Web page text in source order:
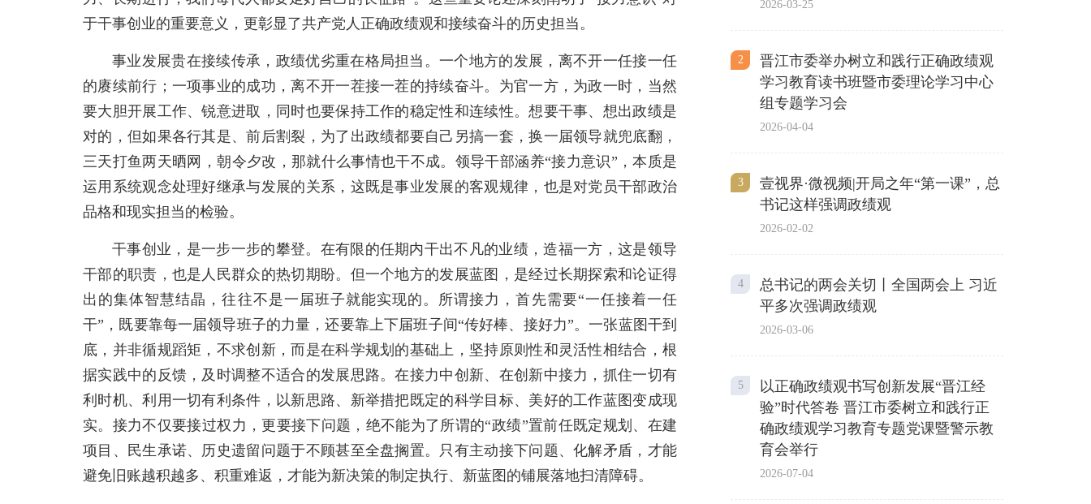
于干事创业的重要意义，更彰显了共产党人正确政绩观和接续奋斗的历史担当。
事业发展贵在接续传承，政绩优劣重在格局担当。一个地方的发展，离不开一任接一任
的赓续前行；一项事业的成功，离不开一茬接一茬的持续奋斗。为官一方，为政一时，当然
要大胆开展工作、锐意进取，同时也要保持工作的稳定性和连续性。想要干事、想出政绩是
对的，但如果各行其是、前后割裂，为了出政绩都要自己另搞一套，换一届领导就兜底翻，
三天打鱼两天晒网，朝令夕改，那就什么事情也干不成。领导干部涵养“接力意识”，本质是
运用系统观念处理好继承与发展的关系，这既是事业发展的客观规律，也是对党员干部政治
品格和现实担当的检验。
干事创业，是一步一步的攀登。在有限的任期内干出不凡的业绩，造福一方，这是领导
干部的职责，也是人民群众的热切期盼。但一个地方的发展蓝图，是经过长期探索和论证得
出的集体智慧结晶，往往不是一届班子就能实现的。所谓接力，首先需要“一任接着一任
干”，既要靠每一届领导班子的力量，还要靠上下届班子间“传好棒、接好力”。一张蓝图干到
底，并非循规蹈矩，不求创新，而是在科学规划的基础上，坚持原则性和灵活性相结合，根
据实践中的反馈，及时调整不适合的发展思路。在接力中创新、在创新中接力，抓住一切有
利时机、利用一切有利条件，以新思路、新举措把既定的科学目标、美好的工作蓝图变成现
实。接力不仅要接过权力，更要接下问题，绝不能为了所谓的“政绩”置前任既定规划、在建
项目、民生承诺、历史遗留问题于不顾甚至全盘搁置。只有主动接下问题、化解矛盾，才能
避免旧账越积越多、积重难返，才能为新决策的制定执行、新蓝图的铺展落地扫清障碍。
2026-03-25
2
晋江市委举办树立和践行正确政绩观
学习教育读书班暨市委理论学习中心
组专题学习会
2026-04-04
3
壹视界·微视频|开局之年“第一课”，总
书记这样强调政绩观
2026-02-02
4
总书记的两会关切丨全国两会上 习近
平多次强调政绩观
2026-03-06
5
以正确政绩观书写创新发展“晋江经
验”时代答卷 晋江市委树立和践行正
确政绩观学习教育专题党课暨警示教
育会举行
2026-07-04